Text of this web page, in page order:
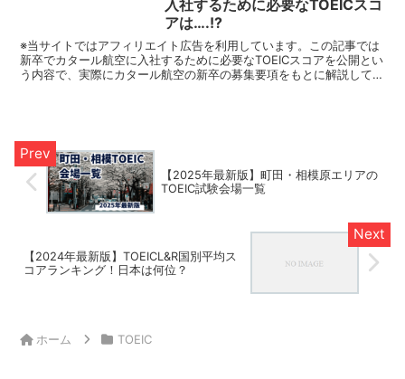
入社するために必要なTOEICスコ
アは….!?
※当サイトではアフィリエイト広告を利用しています。この記事では
新卒でカタール航空に入社するために必要なTOEICスコアを公開とい
う内容で、実際にカタール航空の新卒の募集要項をもとに解説してい
【2025年最新版】町田・相模原エリアの
TOEIC試験会場一覧
【2024年最新版】TOEICL&R国別平均ス
コアランキング！日本は何位？
ホーム TOEIC